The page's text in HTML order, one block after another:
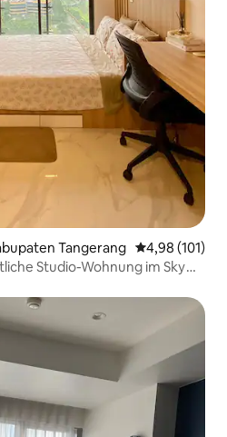
Tangerang
4,98 (101)
Studio-Wohnung im Sky